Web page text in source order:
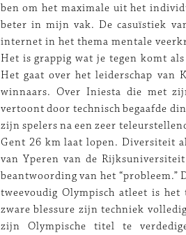
ben om het maximale uit het
beter in mijn vak. De casuïstiek
internet in het thema mentale
Het is grappig wat je tegen komt
Het gaat over het leiderschap van
winnaars. Over Iniesta die met
vertoont door technisch begaafde
zijn spelers na een zeer
Gent 26 km laat lopen. Diversiteit
van Yperen van de
beantwoording van het “probleem.”
tweevoudig Olympisch atleet is
zware blessure zijn techniek
zijn Olympische titel te